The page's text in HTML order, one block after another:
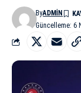
Güncelleme: 6
ByADMIN